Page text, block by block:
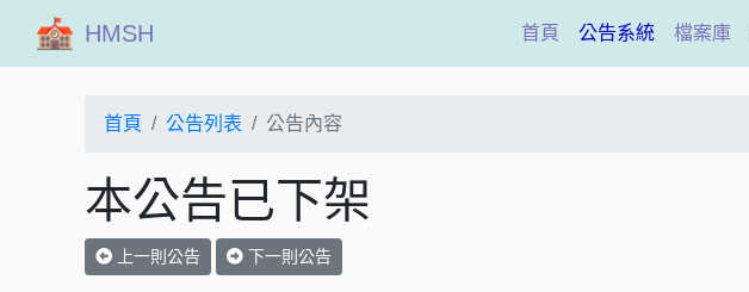
HMSH 首頁(current)
公告系統 檔案庫
首頁 公告列表 公告內容
本公告已下架
上一則公告 下一則公告